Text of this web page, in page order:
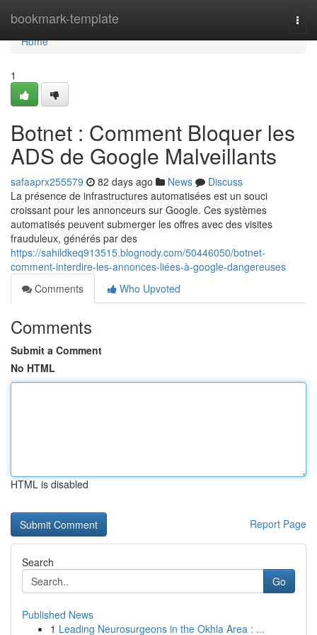
bookmark-template
Home
Home
1
Botnet : Comment Bloquer les
ADS de Google Malveillants
safaaprx255579 82 days ago News
Discuss
La présence de infrastructures automatisées est un souci
croissant pour les annonceurs sur Google. Ces systèmes
automatisés peuvent submerger les offres avec des visites
frauduleux, générés par des
https://sahildkeq913515.blognody.com/50446050/botnet-
comment-interdire-les-annonces-liées-à-google-dangereuses
Comments
Who Upvoted
Comments
Submit a Comment
No HTML
HTML is disabled
Report Page
Search
Go
Published News
1 Leading Neurosurgeons in the Okhla Area : ...